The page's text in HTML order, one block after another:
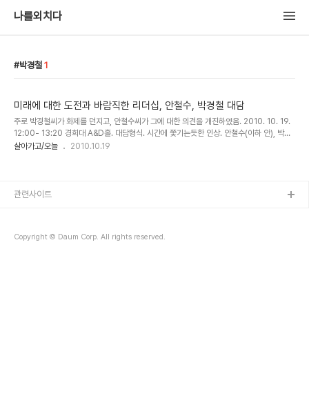
나를외치다
박경철 1
미래에 대한 도전과 바람직한 리더십, 안철수, 박경철 대담
주로 박경철씨가 화제를 던지고, 안철수씨가 그에 대한 의견을 개진하였음. 2010. 10. 19.
12:00- 13:20 경희대 A&D홀. 대담형식. 시간에 쫓기는듯한 인상. 안철수(이하 안), 박경
철(이하 박). 1. 고민은 축복 : 얼마 전, 재일동포로서 한국 국적을 버리지 않고 최초로 도쿄
있는 게 사람이죠. 미국 닉슨 대통령 시절에 이런 일이 있었어요. 미국과 중국의 국교가 단절
살아가고/오늘 2010.10.19
Copyright © Daum Corp. All rights reserved.
관련사이트